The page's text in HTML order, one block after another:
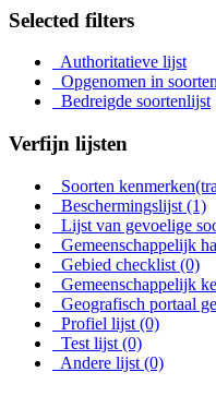
Selected filters
Authoritatieve lijst
Opgenomen in
Bedreigde soortenlijst
Verfijn lijsten
Soorten
Beschermingslijst (1)
Lijst van gevoelige
Gemeenschappelijk
Gebied checklist (0)
Gemeenschappelijk
Geografisch portaal
Profiel lijst (0)
Test lijst (0)
Andere lijst (0)